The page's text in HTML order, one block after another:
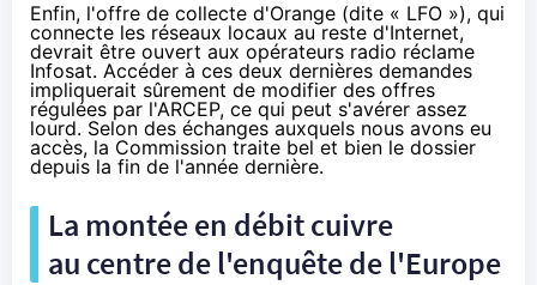
Enfin, l'offre de collecte d'Orange (dite « LFO »), qui
connecte les réseaux locaux au reste d'Internet,
devrait être ouvert aux opérateurs radio réclame
Infosat. Accéder à ces deux dernières demandes
impliquerait sûrement de modifier des offres
régulées par l'ARCEP, ce qui peut s'avérer assez
lourd. Selon des échanges auxquels nous avons eu
accès, la Commission traite bel et bien le dossier
depuis la fin de l'année dernière.
La montée en débit cuivre
au centre de l'enquête de l'Europe